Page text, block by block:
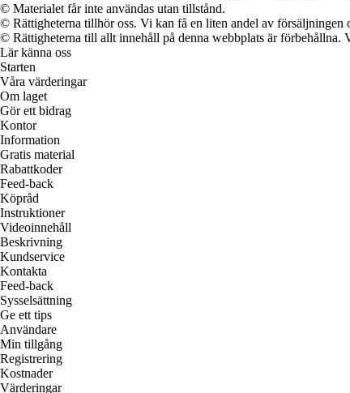
© Materialet får inte användas utan tillstånd.
© Rättigheterna tillhör oss. Vi kan få en liten andel av försäljningen
© Rättigheterna till allt innehåll på denna webbplats är förbehållna.
Lär känna oss
Starten
Våra värderingar
Om laget
Gör ett bidrag
Kontor
Information
Gratis material
Rabattkoder
Feed-back
Köpråd
Instruktioner
Videoinnehåll
Beskrivning
Kundservice
Kontakta
Feed-back
Sysselsättning
Ge ett tips
Användare
Min tillgång
Registrering
Kostnader
Värderingar